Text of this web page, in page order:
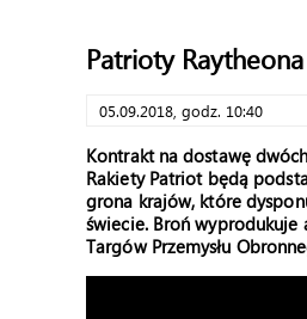
Patrioty Raytheona
05.09.2018, godz. 10:40
Kontrakt na dostawę
Rakiety Patriot będą
grona krajów, które
świecie. Broń wyprodukuje
Targów Przemysłu